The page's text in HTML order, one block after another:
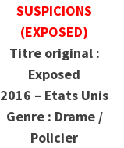
SUSPICIONS
(EXPOSED)
Titre original :
Exposed
2016 – Etats Unis
Genre : Drame /
Policier